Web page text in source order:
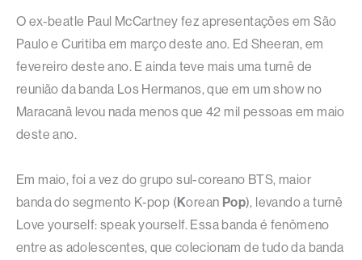
O ex-beatle Paul McCartney fez apresentações em São
Paulo e Curitiba em março deste ano. Ed Sheeran, em
fevereiro deste ano. E ainda teve mais uma turnê de
reunião da banda Los Hermanos, que em um show no
Maracanã levou nada menos que 42 mil pessoas em maio
deste ano.
Em maio, foi a vez do grupo sul-coreano BTS, maior
banda do segmento K-pop (Korean Pop), levando a turnê
Love yourself: speak yourself. Essa banda é fenômeno
entre as adolescentes, que colecionam de tudo da banda